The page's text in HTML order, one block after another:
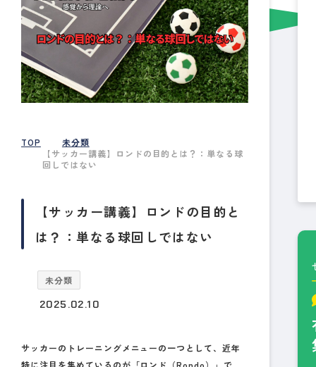
TOP
未分類
【サッカー講義】ロンドの目的とは？：単なる球
回しではない
【サッカー講義】ロンドの目的と
は？：単なる球回しではない
未分類
2025.02.10
サッカーのトレーニングメニューの一つとして、近年